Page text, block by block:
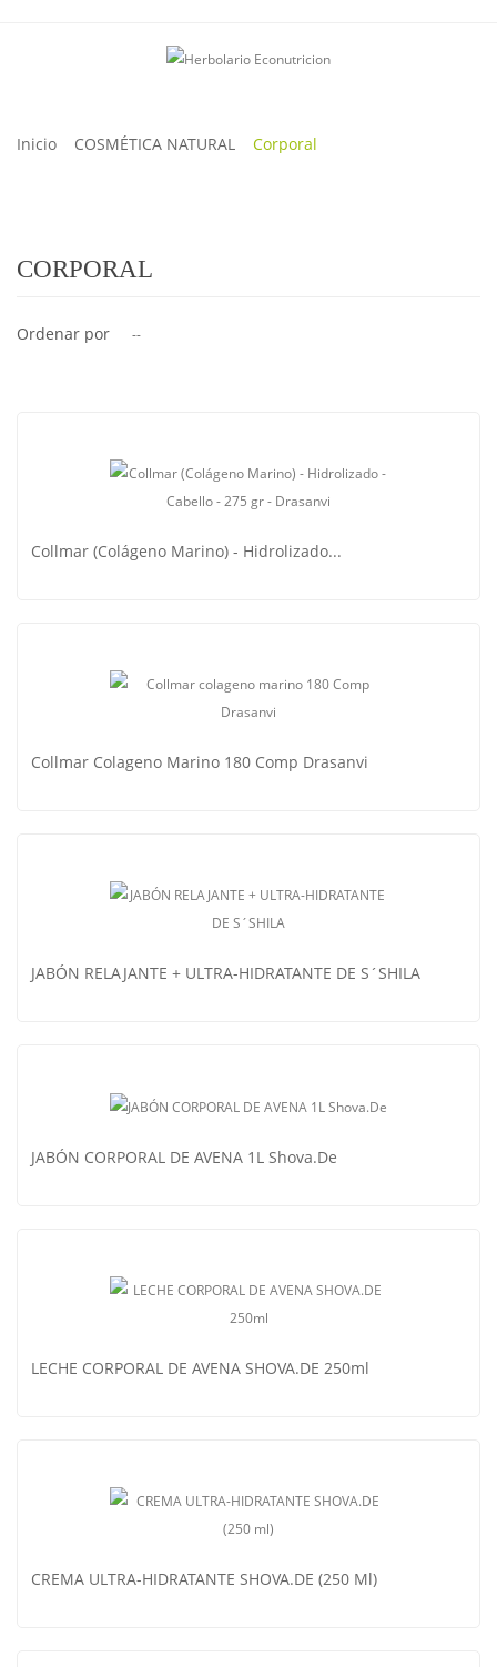
Inicio COSMÉTICA NATURAL Corporal
CORPORAL
Ordenar por --
Collmar (Colágeno Marino) - Hidrolizado...
Collmar Colageno Marino 180 Comp Drasanvi
JABÓN RELAJANTE + ULTRA-HIDRATANTE DE S´SHILA
JABÓN RELAJANTE + ULTRA-HIDRATANTE DE S´SHILA
JABÓN CORPORAL DE AVENA 1L Shova.De
JABÓN CORPORAL DE AVENA 1L Shova.De
LECHE CORPORAL DE AVENA SHOVA.DE 250ml
CREMA ULTRA-HIDRATANTE SHOVA.DE (250 Ml)